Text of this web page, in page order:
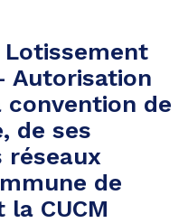
Lotissement
Autorisation
convention de
de ses
réseaux
de
la CUCM